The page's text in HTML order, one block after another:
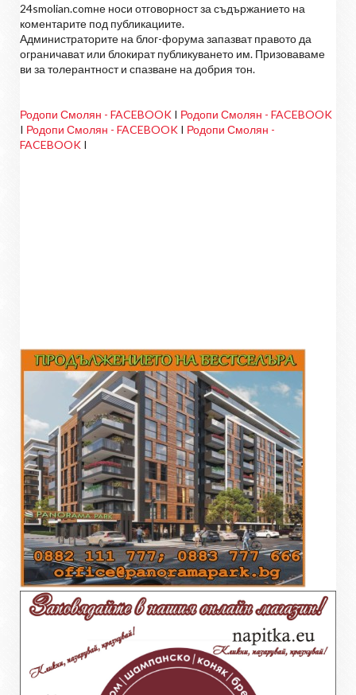
24smolian.comне носи отговорност за съдържанието на
коментарите под публикациите.
Администраторите на блог-форума запазват правото да
ограничават или блокират публикуването им. Призоваваме
ви за толерантност и спазване на добрия тон.
Родопи Смолян - FACEBOOK I Родопи Смолян - FACEBOOK
I Родопи Смолян - FACEBOOK I Родопи Смолян -
FACEBOOK I